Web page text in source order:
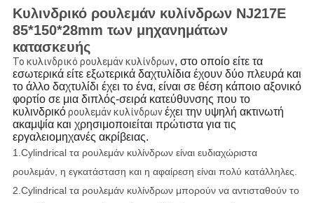
Κυλινδρικό ρουλεμάν κυλίνδρων NJ217E
85*150*28mm των μηχανημάτων
κατασκευής
Το κυλινδρικό ρουλεμάν κυλίνδρων, στο οποίο είτε τα
εσωτερικά είτε εξωτερικά δαχτυλίδια έχουν δύο πλευρά και
το άλλο δαχτυλίδι έχει το ένα, είναι σε θέση κάποιο αξονικό
φορτίο σε μια διπλός-σειρά κατεύθυνσης που το
κυλινδρικόρουλεμάν κυλίνδρωνέχει την υψηλή ακτινωτή
ακαμψία και χρησιμοποιείται πρώτιστα για τις
εργαλειομηχανές ακρίβειας.
1.Cylindrical τα ρουλεμάν κυλίνδρων είναι ευδιαχώριστα
ρουλεμάν, η εγκατάσταση και η αφαίρεση είναι πολύ κατάλληλες.
2.Cylindrical τα ρουλεμάν κυλίνδρων μπορούν να αντισταθούν το